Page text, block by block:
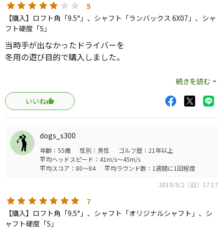
5
【購入】ロフト角「9.5°」、シャフト「ランバックス 6X07」、シャ
フト硬度「S」
当時手が出なかったドライバーを
冬用の遊び目的で購入しました。
申し分ありません。
キャリーボールで飛ばすイメージです。
【やさしさ】
ロフト以上に楽に球が上がります。
球筋を操作するというより、オートマチックに打つ人の方
が合うと思います。
【方向性】
オープンフェースなので、オートマチックにフェードが出
ます。意図しない限りフックボールは出ないと思います。
続きを読む
いいね
dogs_s300
年齢：55歳 性別：男性
ゴルフ歴：21年以上
平均ヘッドスピード：41m/s～45m/s
平均スコア：80～84
平均ラウンド数：1週間に1回程度
2010/5/2（日）17:17
7
【購入】ロフト角「9.5°」、シャフト「オリジナルシャフト」、シ
ャフト硬度「S」